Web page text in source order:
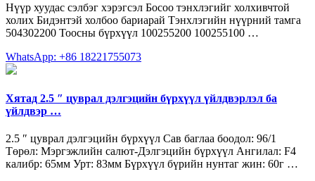
Нүүр хуудас сэлбэг хэрэгсэл Босоо тэнхлэгийг холхивчтой
холих Бидэнтэй холбоо бариарай Тэнхлэгийн нүүрний тамга
504302200 Тоосны бүрхүүл 100255200 100255100 …
WhatsApp: +86 18221755073
Хятад 2.5 ″ цуврал дэлгэцийн бүрхүүл үйлдвэрлэл ба
үйлдвэр …
2.5 ″ цуврал дэлгэцийн бүрхүүл Сав баглаа боодол: 96/1
Төрөл: Мэргэжлийн салют-Дэлгэцийн бүрхүүл Ангилал: F4
калибр: 65мм Урт: 83мм Бүрхүүл бүрийн нунтаг жин: 60г …